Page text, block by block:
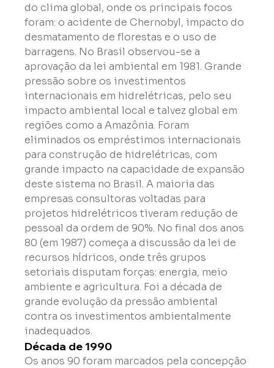
do clima global, onde os principais focos
foram: o acidente de Chernobyl, impacto do
desmatamento de florestas e o uso de
barragens. No Brasil observou-se a
aprovação da lei ambiental em 1981. Grande
pressão sobre os investimentos
internacionais em hidrelétricas, pelo seu
impacto ambiental local e talvez global em
regiões como a Amazônia. Foram
eliminados os empréstimos internacionais
para construção de hidrelétricas, com
grande impacto na capacidade de expansão
deste sistema no Brasil. A maioria das
empresas consultoras voltadas para
projetos hidrelétricos tiveram redução de
pessoal da ordem de 90%. No final dos anos
80 (em 1987) começa a discussão da lei de
recursos hídricos, onde três grupos
setoriais disputam forças: energia, meio
ambiente e agricultura. Foi a década de
grande evolução da pressão ambiental
contra os investimentos ambientalmente
inadequados.
Década de 1990
Os anos 90 foram marcados pela concepção